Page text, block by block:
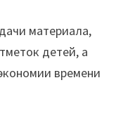
материала,
детей, а
времени